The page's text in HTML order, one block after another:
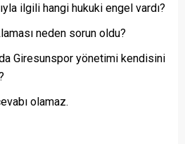
ilgili hangi hukuki engel vardı?
neden sorun oldu?
Giresunspor yönetimi kendisini
olamaz.